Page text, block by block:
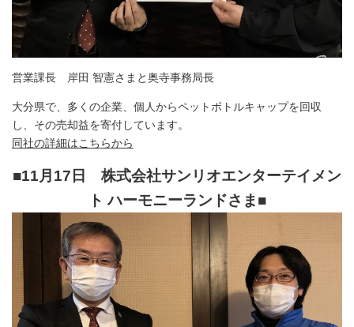
営業課長 岸田 智憲さまと奥寺事務局長
大分県で、多くの企業、個人からペットボトルキャップを回収
し、その売却益を寄付しています。
同社の詳細はこちらから
■11月17日 株式会社サンリオエンターテイメン
ト ハーモニーランドさま ■